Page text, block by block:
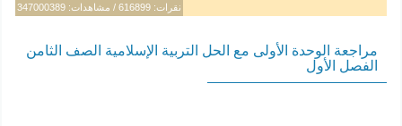
نقرات: 616899 / مشاهدات: 347000389
مراجعة الوحدة الأولى مع الحل التربية الإسلامية الصف الثامن
الفصل الأول